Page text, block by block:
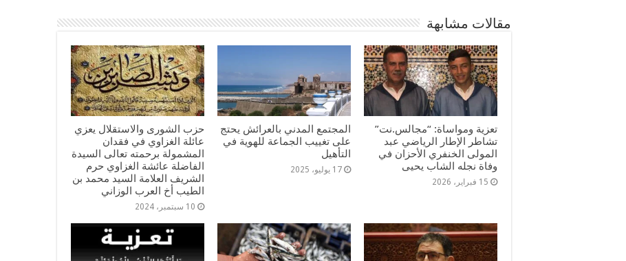
مقالات مشابهة
تعزية ومواساة: “مجالس.نت”
تشاطر الإطار الرياضي عبد
المولى الخنفري الأحزان في
وفاة نجله الشاب يحيى
15 فبراير، 2026
المجتمع المدني بالعرائش يحتج
على تغييب الجماعة للهوية في
التأهيل
17 يوليو، 2025
حزب الشورى والاستقلال يعزي
عائلة الغزاوي في فقدان
المشمولة برحمته تعالى السيدة
الفاضلة عائشة الغزاوي حرم
الشريف العلامة السيد محمد بن
الطيب أخ العرب الوزاني
10 سبتمبر، 2024